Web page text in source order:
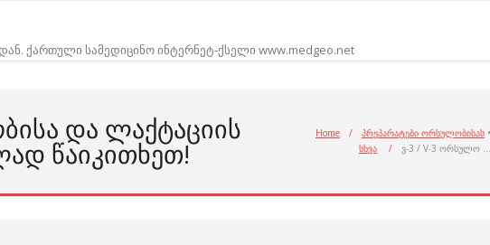
ქართული სამედიცინო ინტერნეტ-ქსელი www.medgeo.net
ᲓᲐ ᲚᲐᲥᲢᲐᲪᲘᲘᲡ
ᲬᲐᲘᲙᲘᲗᲮᲔᲗ!
Home / პრეპარატები ორსულობისას •
სხვა
/ ვ-3 / V-3 ორსულო …